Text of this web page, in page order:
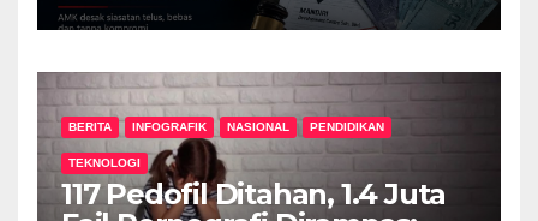
BERITA INFOGRAFIK NASIONAL PENDIDIKAN
TEKNOLOGI
117 Pedofil Ditahan, 1.4 Juta